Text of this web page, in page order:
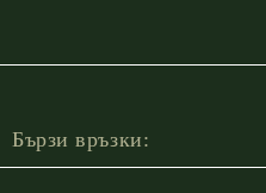
Бързи връзки: